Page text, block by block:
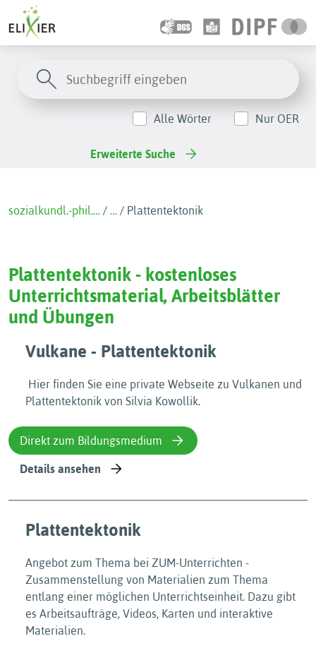
Alle Wörter Nur OER
Erweiterte Suche
sozialkundl.-phil.… / … / Plattentektonik
Plattentektonik - kostenloses
Unterrichtsmaterial, Arbeitsblätter
und Übungen
Vulkane - Plattentektonik
Hier finden Sie eine private Webseite zu Vulkanen und
Plattentektonik von Silvia Kowollik.
Direkt zum Bildungsmedium
Details ansehen
Plattentektonik
Angebot zum Thema bei ZUM-Unterrichten -
Zusammenstellung von Materialien zum Thema
entlang einer möglichen Unterrichtseinheit. Dazu gibt
es Arbeitsaufträge, Videos, Karten und interaktive
Materialien.